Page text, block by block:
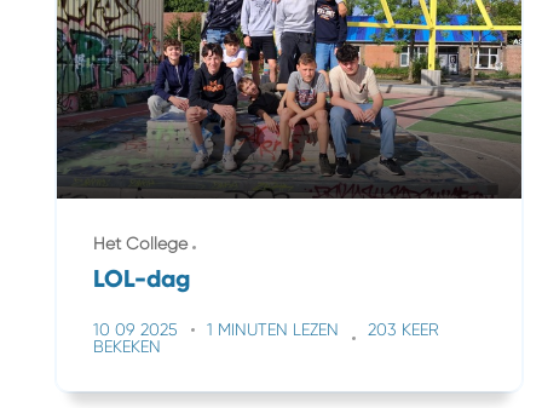
Het College
LOL-dag
10 09 2025 1 MINUTEN LEZEN
203 KEER
BEKEKEN